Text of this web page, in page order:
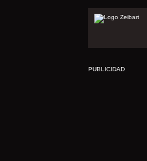
PUBLICIDAD